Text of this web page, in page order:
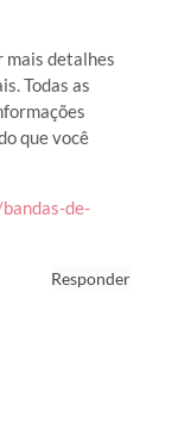
mais detalhes
Todas as
que você
de-
Responder